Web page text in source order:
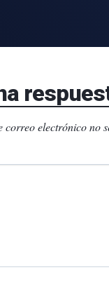
correo electrónico no